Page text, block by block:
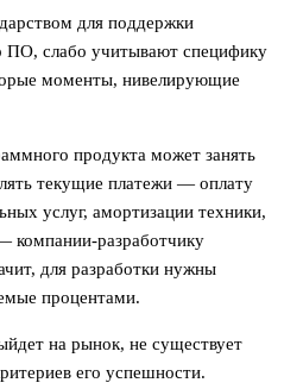
для поддержки
ПО, слабо учитывают специфику
моменты, нивелирующие
продукта может занять
текущие платежи — оплату
услуг, амортизации техники,
компании-разработчику
для разработки нужны
процентами.
на рынок, не существует
его успешности.